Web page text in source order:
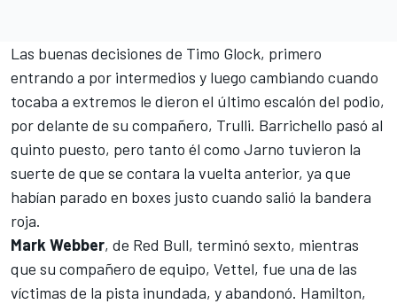
Las buenas decisiones de Timo Glock, primero
entrando a por intermedios y luego cambiando cuando
tocaba a extremos le dieron el último escalón del podio,
por delante de su compañero, Trulli. Barrichello pasó al
quinto puesto, pero tanto él como Jarno tuvieron la
suerte de que se contara la vuelta anterior, ya que
habían parado en boxes justo cuando salió la bandera
roja.
Mark Webber, de Red Bull, terminó sexto, mientras
que su compañero de equipo, Vettel, fue una de las
víctimas de la pista inundada, y abandonó. Hamilton,